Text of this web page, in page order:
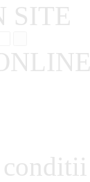
SITE